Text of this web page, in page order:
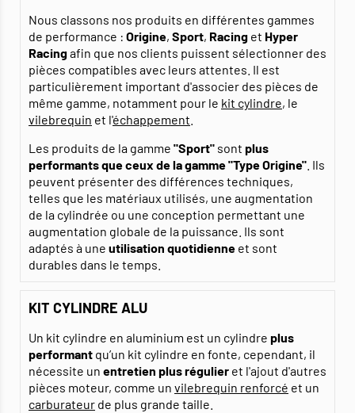
Nous classons nos produits en différentes gammes
de performance : Origine, Sport, Racing et Hyper
Racingafin que nos clients puissent sélectionner des
pièces compatibles avec leurs attentes. Il est
particulièrement important d'associer des pièces de
même gamme, notamment pour le kit cylindre, le
vilebrequin et l'échappement
Les produits de la gamme "Sport" sont plus
performants que ceux de la gamme "Type Origine" . Ils
peuvent présenter des différences techniques,
telles que les matériaux utilisés, une augmentation
de la cylindrée ou une conception permettant une
augmentation globale de la puissance. Ils sont
adaptés à une utilisation quotidienne et sont
durables dans le temps.
KIT CYLINDRE ALU
Un kit cylindre en aluminium est un cylindre plus
performant qu’un kit cylindre en fonte, cependant, il
nécessite un entretien plus régulier et l'ajout d'autres
pièces moteur, comme un vilebrequin renforcé et un
carburateur de plus grande taille.